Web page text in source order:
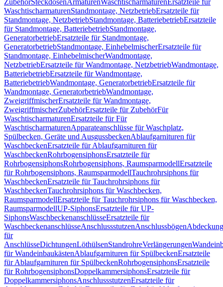
ZubehörSteckdosenArmaturenWaschtischarmaturen Ersatzteile für
WaschtischarmaturenStandmontage, NetzbetriebErsatzteile für
Standmontage, NetzbetriebStandmontage, BatteriebetriebErsatzteile
für Standmontage, BatteriebetriebStandmontage,
GeneratorbetriebErsatzteile für Standmontage,
GeneratorbetriebStandmontage, EinhebelmischerErsatzteile für
Standmontage, EinhebelmischerWandmontage,
NetzbetriebErsatzteile für Wandmontage, NetzbetriebWandmontage,
BatteriebetriebErsatzteile für Wandmontage,
BatteriebetriebWandmontage, GeneratorbetriebErsatzteile für
Wandmontage, GeneratorbetriebWandmontage,
ZweigriffmischerErsatzteile für Wandmontage,
ZweigriffmischerZubehörErsatzteile für ZubehörFür
WaschtischarmaturenErsatzteile für Für
WaschtischarmaturenApparateanschlüsse für Waschplatz,
Spülbecken, Geräte und AusgussbeckenAblaufgarnituren für
WaschbeckenErsatzteile für Ablaufgarnituren für
WaschbeckenRohrbogensiphonsErsatzteile für
RohrbogensiphonsRohrbogensiphons, RaumsparmodellErsatzteile
für Rohrbogensiphons, RaumsparmodellTauchrohrsiphons für
WaschbeckenErsatzteile für Tauchrohrsiphons für
WaschbeckenTauchrohrsiphons für Waschbecken,
RaumsparmodellErsatzteile für Tauchrohrsiphons für Waschbecken,
RaumsparmodellUP-SiphonsErsatzteile für UP-
SiphonsWaschbeckenanschlüsseErsatzteile für
WaschbeckenanschlüsseAnschlussstutzenAnschlussbögen
für
AnschlüsseDichtungenLöthülsenStandrohreVerlängerungen
für WandeinbaukästenAblaufgarnituren für SpülbeckenErsatzteile
für Ablaufgarnituren für SpülbeckenRohrbogensiphonsErsatzteile
für RohrbogensiphonsDoppelkammersiphonsErsatzteile für
DoppelkammersiphonsAnschlussstutzenErsatzteile für